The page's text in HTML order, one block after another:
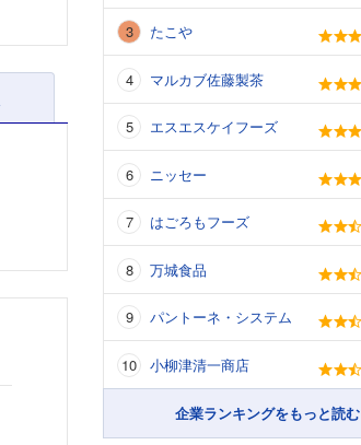
たこや
マルカブ佐藤製茶
エスエスケイフーズ
ニッセー
はごろもフーズ
万城食品
パントーネ・システム
小柳津清一商店
企業ランキングをもっと読む